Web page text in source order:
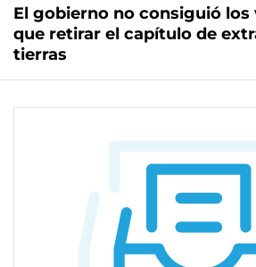
El gobierno no consiguió
que retirar el capítulo de
tierras